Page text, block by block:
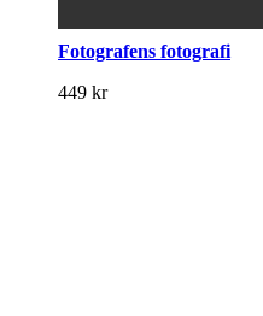
Fotografens fotografi
449 kr